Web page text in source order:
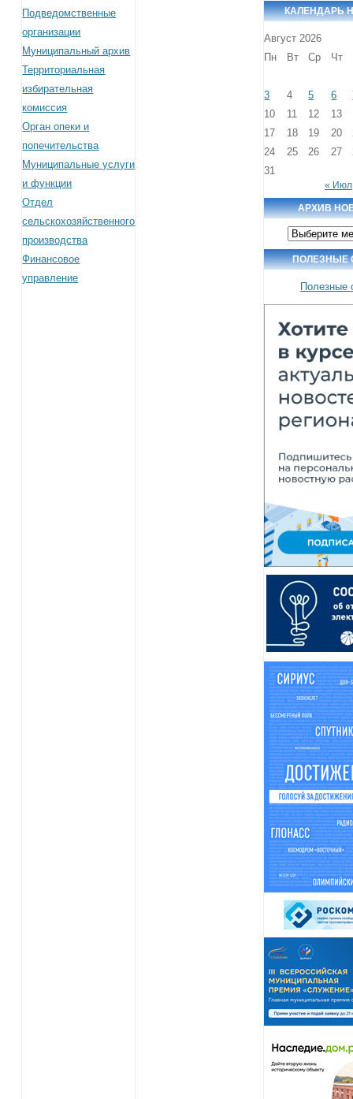
Подведомственные
организации
Муниципальный архив
Территориальная
избирательная
комиссия
Орган опеки и
попечительства
Муниципальные услуги
и функции
Отдел
сельскохозяйственного
производства
Финансовое
управление
КАЛЕНДАРЬ
Август 2026
Пн
Вт Ср Чт
3 4 5 6
10
11 12 13
17
18 19 20
24
25 26 27
31
« Июл
АРХИВ
Архив
новостей
ПОЛЕЗНЫЕ
Полезные